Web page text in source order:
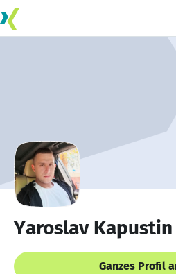
Yaroslav Kapustin
Ganzes Profil